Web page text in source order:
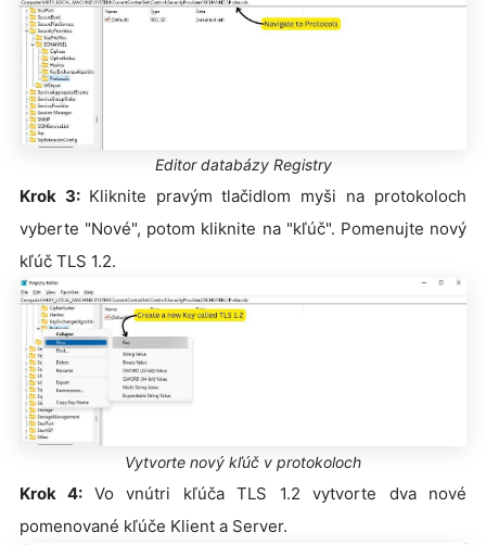
Editor databázy Registry
Krok 3: Kliknite pravým tlačidlom myši na protokoloch
vyberte "Nové", potom kliknite na "kľúč". Pomenujte nový
kľúč TLS 1.2.
Vytvorte nový kľúč v protokoloch
Krok 4: Vo vnútri kľúča TLS 1.2 vytvorte dva nové
pomenované kľúče Klient a Server.